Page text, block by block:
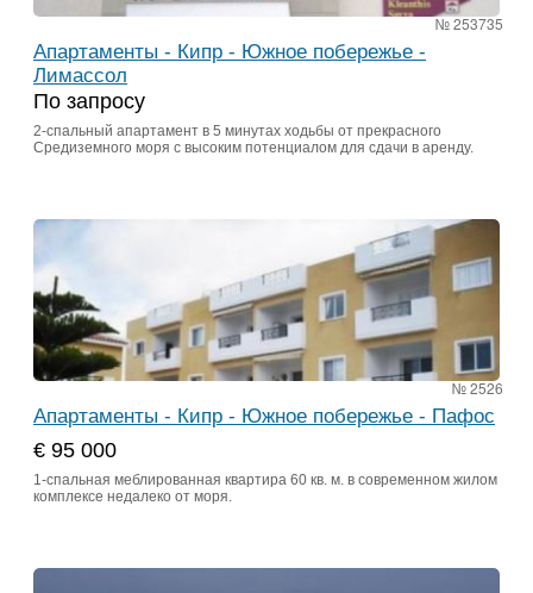
№ 253735
Апартаменты - Кипр - Южное побережье -
Лимассол
По запросу
2-спальный апартамент в 5 минутах ходьбы от прекрасного
Средиземного моря с высоким потенциалом для сдачи в аренду.
№ 2526
Апартаменты - Кипр - Южное побережье - Пафос
€ 95 000
1-спальная меблированная квартира 60 кв. м. в современном жилом
комплексе недалеко от моря.